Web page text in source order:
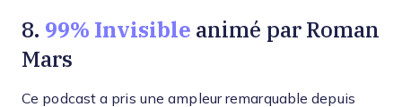
8. 99% Invisible animé par Roman
Mars
Ce podcast a pris une ampleur remarquable depuis